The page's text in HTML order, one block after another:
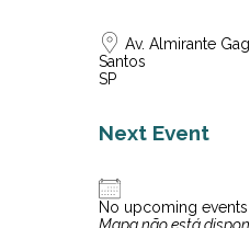
Av. Almirante
Santos
SP
Next Event
No upcoming events